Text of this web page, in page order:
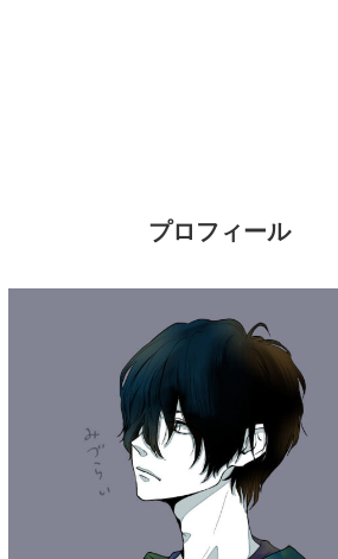
プロフィール